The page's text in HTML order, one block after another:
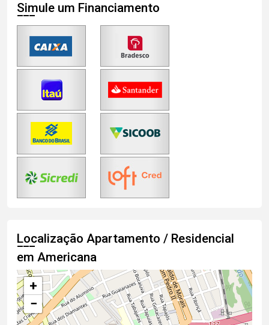
Simule um Financiamento
Localização Apartamento / Residencial
em Americana
+
−